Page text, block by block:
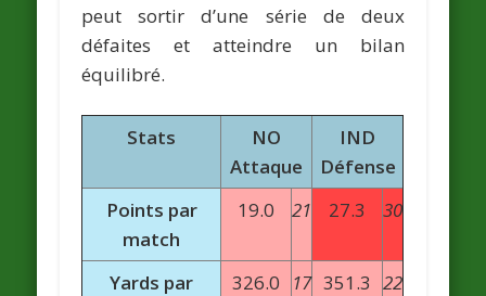
peut sortir d’une série de deux
défaites et atteindre un bilan
équilibré.
Stats
NO
Attaque
IND
Défense
Points par
match
19.0 21 27.3 30
Yards par
326.0 17 351.3 22